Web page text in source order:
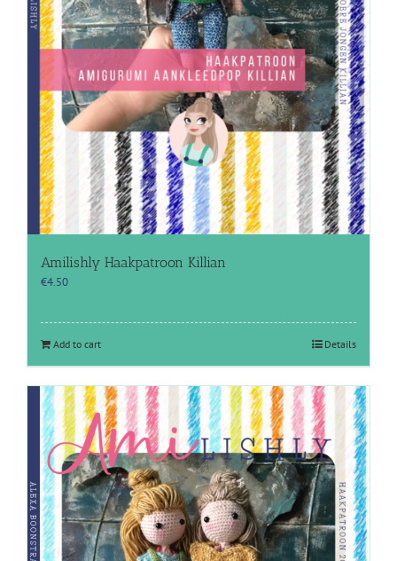
Amilishly Haakpatroon Killian
€4.50
Add to cart Details